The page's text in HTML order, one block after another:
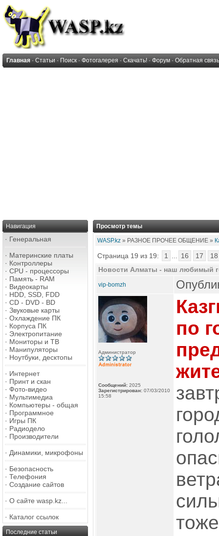
Главная · Статьи · Поиск · Фотогалерея · Скачать! · Форум · Обратная связь
Навигация
· Генеральная
· Материнские платы
· Контроллеры
· CPU - процессоры
· Память - RAM
· Видеокарты
· HDD, SSD, FDD
· CD - DVD - BD
· Звуковые карты
· Охлаждение ПК
· Корпуса ПК
· Электропитание
· Мониторы и ТВ
· Манипуляторы
· Ноутбуки, десктопы
· Интернет
· Принт и скан
· Фото-видео
· Мультимедиа
· Компьютеры - общая
· Программное
· Игры ПК
· Радиодело
· Производители
· Динамики, микрофоны
· Безопасность
· Телефония
· Создание сайтов
· О сайте wasp.kz...
· Каталог ссылок
Последние статьи
Просмотр темы
WASP.kz » РАЗНОЕ ПРОЧЕЕ ОБЩЕНИЕ »
Страница 19 из 19: 1 16 17
18
Новости Алматы - наш любимый
vip-bomzh
Администратор
Сообщений: 2025
Зарегистрирован: 07/03/2010
15:58
по